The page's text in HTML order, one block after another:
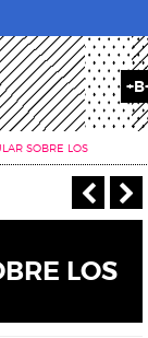
SOBRE LOS
‹
LOS